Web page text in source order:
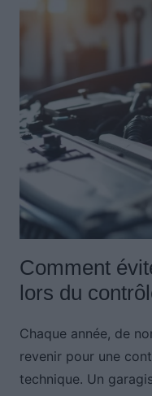
Comment
lors du
Chaque année, de
revenir pour une
technique. Un